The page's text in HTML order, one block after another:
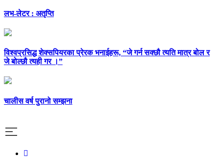
लभ-लेटर : अतृप्ति
विश्वप्रसिद्ध शेक्सपियरका प्रेरक भनाईहरू, “जे गर्न सक्छौ त्यति मात्र बोल र
जे बोल्छौ त्यही गर ।”
चालीस वर्ष पुरानो सम्झना